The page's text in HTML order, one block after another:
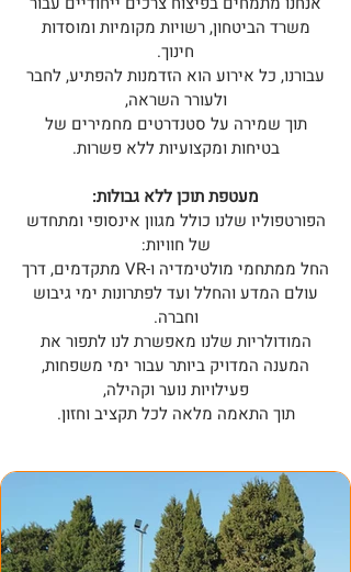
משרד הביטחון, רשויות מקומיות ומוסדות
חינוך.
עבורנו, כל אירוע הוא הזדמנות להפתיע, לחבר
ולעורר השראה,
תוך שמירה על סטנדרטים מחמירים של
בטיחות ומקצועיות ללא פשרות.
מעטפת תוכן ללא גבולות:
הפורטפוליו שלנו כולל מגוון אינסופי ומתחדש
של חוויות:
החל ממתחמי מולטימדיה ו-VR מתקדמים, דרך
עולם המדע והחלל ועד לפתרונות ימי גיבוש
וחברה.
המודולריות שלנו מאפשרת לנו לתפור את
המענה המדויק ביותר עבור ימי משפחות,
פעילויות נוער וקהילה,
תוך התאמה מלאה לכל תקציב וחזון.